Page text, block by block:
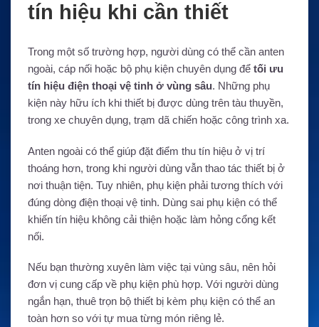
tín hiệu khi cần thiết
Trong một số trường hợp, người dùng có thể cần anten
ngoài, cáp nối hoặc bộ phụ kiện chuyên dụng để tối ưu
tín hiệu điện thoại vệ tinh ở vùng sâu. Những phụ
kiện này hữu ích khi thiết bị được dùng trên tàu thuyền,
trong xe chuyên dụng, trạm dã chiến hoặc công trình xa.
Anten ngoài có thể giúp đặt điểm thu tín hiệu ở vị trí
thoáng hơn, trong khi người dùng vẫn thao tác thiết bị ở
nơi thuận tiện. Tuy nhiên, phụ kiện phải tương thích với
đúng dòng điện thoại vệ tinh. Dùng sai phụ kiện có thể
khiến tín hiệu không cải thiện hoặc làm hỏng cổng kết
nối.
Nếu bạn thường xuyên làm việc tại vùng sâu, nên hỏi
đơn vị cung cấp về phụ kiện phù hợp. Với người dùng
ngắn hạn, thuê trọn bộ thiết bị kèm phụ kiện có thể an
toàn hơn so với tự mua từng món riêng lẻ.